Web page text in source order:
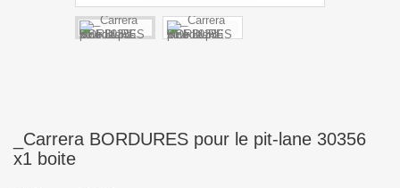
_Carrera BORDURES pour le pit-lane 30356
x1 boite